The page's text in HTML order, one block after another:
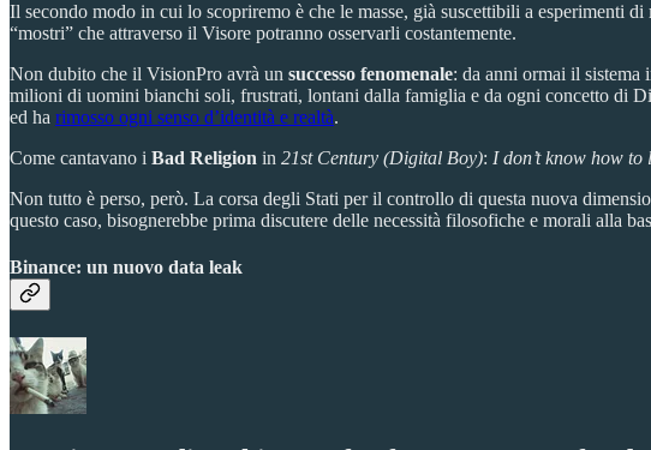
Il secondo modo in cui lo scopriremo è che le masse, già suscettibili a esperimenti di
“mostri” che attraverso il Visore potranno osservarli costantemente.
Non dubito che il VisionPro avrà un successo fenomenale: da anni ormai il sistema
milioni di uomini bianchi soli, frustrati, lontani dalla famiglia e da ogni concetto di
ed ha rimosso ogni senso d’identità e realtà.
Come cantavano i Bad Religion in 21st Century (Digital Boy): I don’t know how
Non tutto è perso, però. La corsa degli Stati per il controllo di questa nuova
questo caso, bisognerebbe prima discutere delle necessità filosofiche e morali alla
Binance: un nuovo data leak